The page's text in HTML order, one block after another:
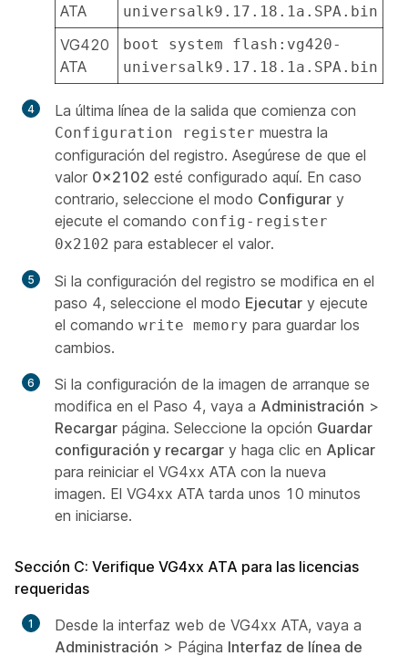
ATA
universalk9.17.18.1a.SPA.bin
VG420
ATA
boot system flash:vg420-
universalk9.17.18.1a.SPA.bin
La última línea de la salida que comienza con
Configuration register muestra la
configuración del registro. Asegúrese de que el
valor 0x2102 esté configurado aquí. En caso
contrario, seleccione el modo Configurar y
ejecute el comando config-register
0x2102 para establecer el valor.
Si la configuración del registro se modifica en el
paso 4, seleccione el modo Ejecutar y ejecute
el comando write memory para guardar los
cambios.
Si la configuración de la imagen de arranque se
modifica en el Paso 4, vaya a Administración >
Recargar página. Seleccione la opción Guardar
configuración y recargar y haga clic en Aplicar
para reiniciar el VG4xx ATA con la nueva
imagen. El VG4xx ATA tarda unos 10 minutos
en iniciarse.
Sección C: Verifique VG4xx ATA para las licencias
requeridas
Desde la interfaz web de VG4xx ATA, vaya a
Administración > Página Interfaz de línea de